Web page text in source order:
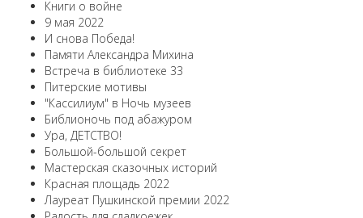
Книги о войне
9 мая 2022
И снова Победа!
Памяти Александра Михина
Встреча в библиотеке 33
Питерские мотивы
"Кассилиум" в Ночь музеев
Библионочь под абажуром
Ура, ДЕТСТВО!
Большой-большой секрет
Мастерская сказочных историй
Красная площадь 2022
Лауреат Пушкинской премии 2022